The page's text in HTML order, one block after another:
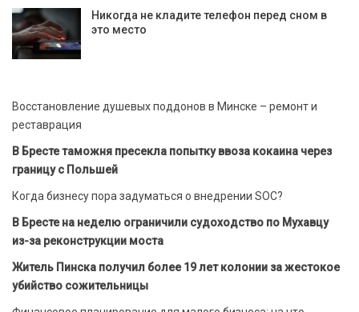
Никогда не кладите телефон перед сном в
это место
Восстановление душевых поддонов в Минске – ремонт и
реставрация
В Бресте таможня пресекла попытку ввоза кокаина через
границу с Польшей
Когда бизнесу пора задуматься о внедрении SOC?
В Бресте на неделю ограничили судоходство по Мухавцу
из-за реконструкции моста
Житель Пинска получил более 19 лет колонии за жестокое
убийство сожительницы